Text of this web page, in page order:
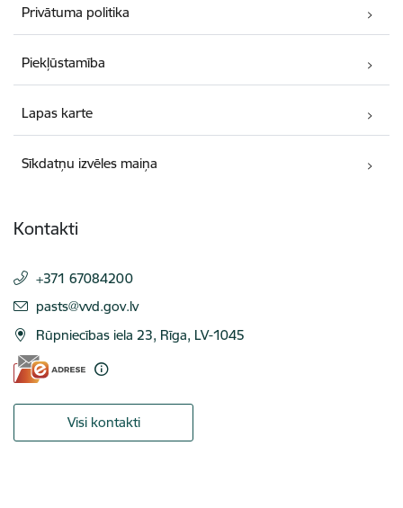
Privātuma politika
Piekļūstamība
Lapas karte
Sīkdatņu izvēles maiņa
Kontakti
+371 67084200
E-pasts:
pasts@vvd.gov.lv
Rūpniecības iela 23, Rīga, LV-1045
Visi kontakti